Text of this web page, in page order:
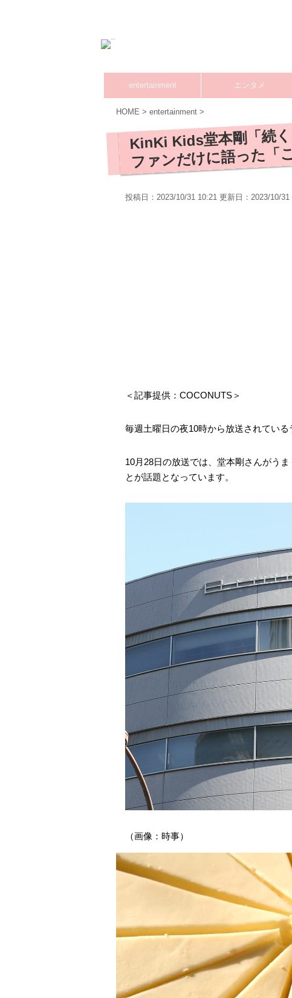
entertainment エンタメ
HOME > entertainment >
KinKi Kids堂本剛「続
ファンだけに語った「
投稿日：2023/10/31 10:21 更新日： 2023/10/31
＜記事提供：COCONUTS＞
毎週土曜日の夜10時から放送されてい
10月28日の放送では、堂本剛さんがう
とが話題となっています。
（画像：時事）